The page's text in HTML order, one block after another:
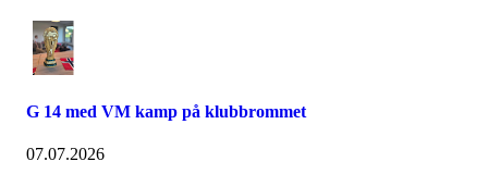
G 14 med VM kamp på klubbrommet
07.07.2026